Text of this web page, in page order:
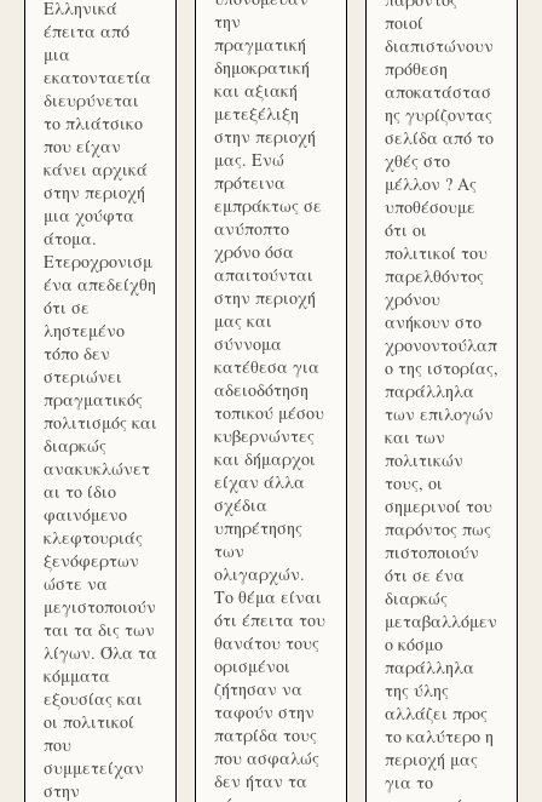
Ελληνικά
έπειτα από
μια
εκατονταετία
διευρύνεται
το πλιάτσικο
που είχαν
κάνει αρχικά
στην περιοχή
μια χούφτα
άτομα.
Ετεροχρονισμ
ένα απεδείχθη
ότι σε
ληστεμένο
τόπο δεν
στεριώνει
πραγματικός
πολιτισμός και
διαρκώς
ανακυκλώνετ
αι το ίδιο
φαινόμενο
κλεφτουριάς
ξενόφερτων
ώστε να
μεγιστοποιούν
ται τα δις των
λίγων. Όλα τα
κόμματα
εξουσίας και
οι πολιτικοί
που
συμμετείχαν
στην
την
πραγματική
δημοκρατική
και αξιακή
μετεξέλιξη
στην περιοχή
μας. Ενώ
πρότεινα
εμπράκτως σε
ανύποπτο
χρόνο όσα
απαιτούνται
στην περιοχή
μας και
σύννομα
κατέθεσα για
αδειοδότηση
τοπικού μέσου
κυβερνώντες
και δήμαρχοι
είχαν άλλα
σχέδια
υπηρέτησης
των
ολιγαρχών.
Το θέμα είναι
ότι έπειτα του
θανάτου τους
ορισμένοι
ζήτησαν να
ταφούν στην
πατρίδα τους
που ασφαλώς
δεν ήταν τα
ποιοί
διαπιστώνουν
πρόθεση
αποκατάστασ
ης γυρίζοντας
σελίδα από το
χθές στο
μέλλον ? Ας
υποθέσουμε
ότι οι
πολιτικοί του
παρελθόντος
χρόνου
ανήκουν στο
χρονοντούλαπ
ο της ιστορίας,
παράλληλα
των επιλογών
και των
πολιτικών
τους, οι
σημερινοί του
παρόντος πως
πιστοποιούν
ότι σε ένα
διαρκώς
μεταβαλλόμεν
ο κόσμο
παράλληλα
της ύλης
αλλάζει προς
το καλύτερο η
περιοχή μας
για το